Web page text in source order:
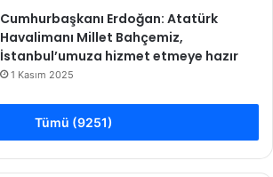
Cumhurbaşkanı Erdoğan: Atatürk
Havalimanı Millet Bahçemiz,
İstanbul’umuza hizmet etmeye hazır
1 Kasım 2025
Tümü (9251)